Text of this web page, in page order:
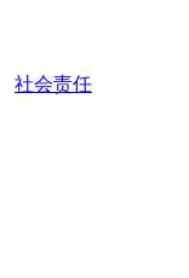
社会责任